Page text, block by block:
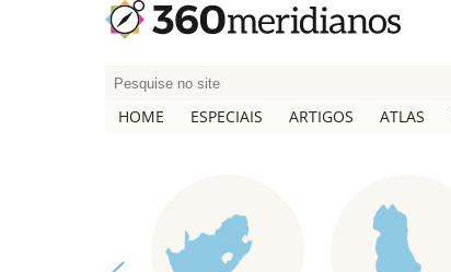
P
HOME ESPECIAIS ARTIGOS ATLAS